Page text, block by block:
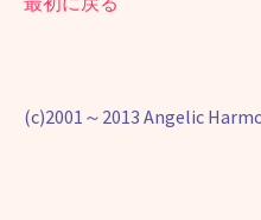
(c)2001～2013 Angelic